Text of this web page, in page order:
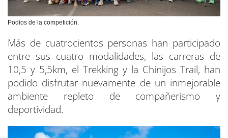
Podios de la competición.
Más de cuatrocientos personas han participado
entre sus cuatro modalidades, las carreras de
10,5 y 5,5km, el Trekking y la Chinijos Trail, han
podido disfrutar nuevamente de un inmejorable
ambiente repleto de compañerismo y
deportividad.